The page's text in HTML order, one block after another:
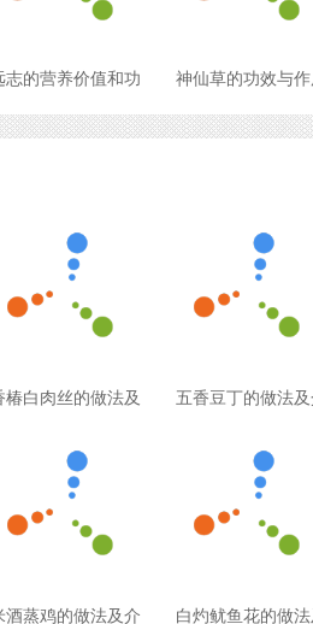
志的营养价值和功 神仙草的功效与
椿白肉丝的做法及 五香豆丁的做法
酒蒸鸡的做法及介 白灼鱿鱼花的做